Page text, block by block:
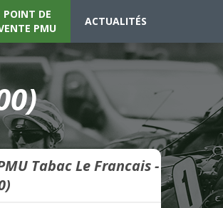
POINT DE
PMU
ACTUALITÉS
Tabac Le Francais -